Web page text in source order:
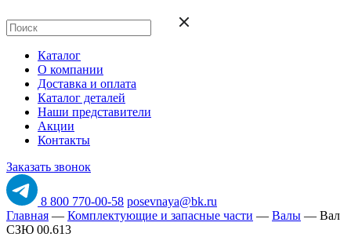
Каталог
О компании
Доставка и оплата
Каталог деталей
Наши представители
Акции
Контакты
Заказать звонок
8 800 770-00-58 posevnaya@bk.ru
Главная — Комплектующие и запасные части — Валы — Вал
СЗЮ 00.613